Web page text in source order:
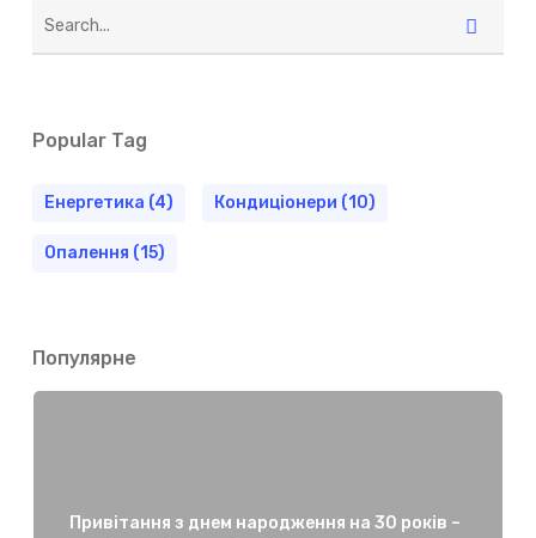
Popular Tag
Енергетика (4) Кондиціонери (10)
Опалення (15)
Популярне
Привітання з днем народження на 30 років –